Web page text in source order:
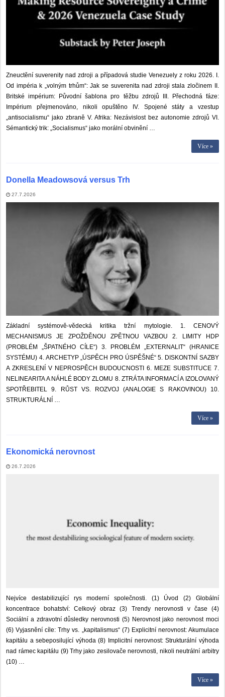
Zneuctění suverenity nad zdroji a případová studie Venezuely z roku 2026. I.
Od impéria k „volným trhům“: Jak se suverenita nad zdroji stala zločinem II.
Britské impérium: Původní šablona pro těžbu zdrojů III. Přechodná fáze:
Impérium přejmenováno, nikoli opuštěno IV. Spojené státy a vzestup
„antisocialismu“ jako zbraně V. Afrika: Nezávislost bez autonomie zdrojů VI.
Sémantický trik: „Socialismus“ jako morální obvinění …
Více »
Donella Meadowsová versus Trh
27.7.2026
Základní systémově-vědecká kritika tržní mytologie. 1. CENOVÝ
MECHANISMUS JE ZPOŽDĚNOU ZPĚTNOU VAZBOU 2. LIMITY HDP
(PROBLÉM „ŠPATNÉHO CÍLE“) 3. PROBLÉM „EXTERNALIT“ (HRANICE
SYSTÉMU) 4. ARCHETYP „ÚSPĚCH PRO ÚSPĚŠNÉ“ 5. DISKONTNÍ SAZBY
A ZKRESLENÍ V NEPROSPĚCH BUDOUCNOSTI 6. MEZE SUBSTITUCE 7.
NELINEARITA A NÁHLÉ BODY ZLOMU 8. ZTRÁTA INFORMACÍ A IZOLOVANÝ
SPOTŘEBITEL 9. RŮST VS. ROZVOJ (ANALOGIE S RAKOVINOU) 10.
STRUKTURÁLNÍ …
Více »
Ekonomická nerovnost
26.7.2026
Nejvíce destabilizující rys moderní společnosti. (1) Úvod (2) Globální
koncentrace bohatství: Celkový obraz (3) Trendy nerovnosti v čase (4)
Sociální a zdravotní důsledky nerovnosti (5) Nerovnost jako nerovnost moci
(6) Vyjasnění cíle: Trhy vs. „kapitalismus“ (7) Explicitní nerovnost: Akumulace
kapitálu a sebeposilující výhoda (8) Implicitní nerovnost: Strukturální výhoda
nad rámec kapitálu (9) Trhy jako zesilovače nerovnosti, nikoli neutrální arbitry
(10) …
Více »